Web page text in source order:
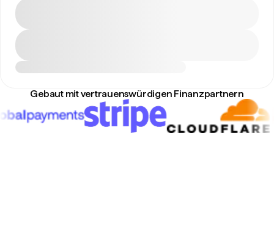
Gebaut mit vertrauenswürdigen Finanzpartnern